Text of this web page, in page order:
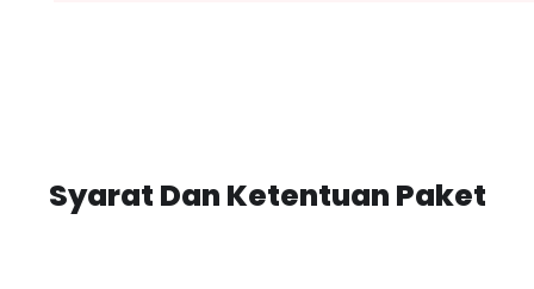
Syarat Dan Ketentuan Paket